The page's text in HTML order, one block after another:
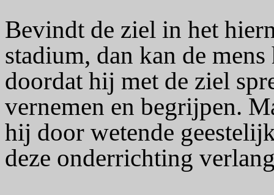
Bevindt de ziel in het
stadium, dan kan de
doordat hij met de ziel
vernemen en begrijpen.
hij door wetende
deze onderrichting